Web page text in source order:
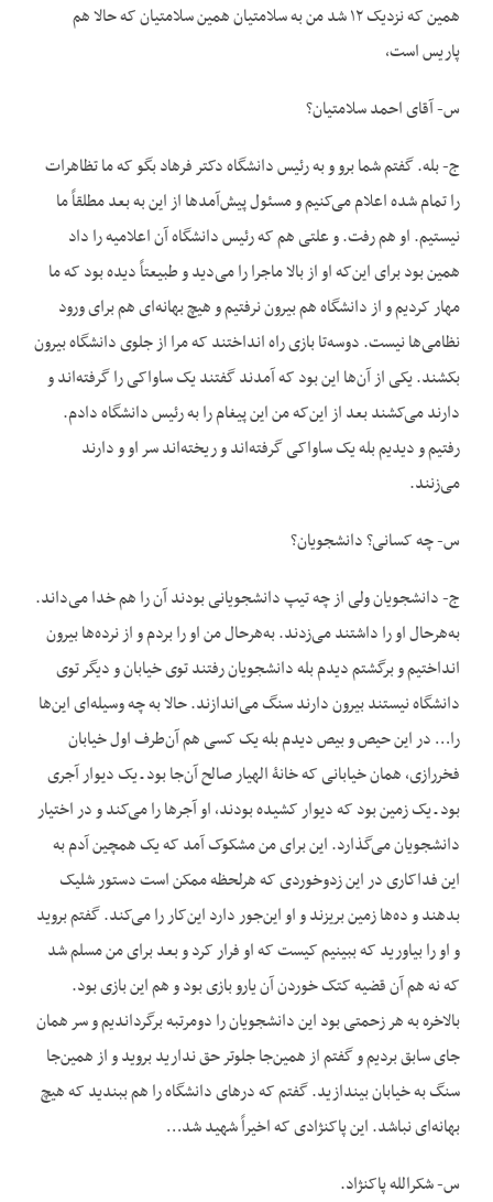
همین که نزدیک ۱۲ شد من به سلامتیان همین سلامتیان که حالا هم
پاریس است،
س- آقای احمد سلامتیان؟
ج- بله. گفتم شما برو و به رئیس دانشگاه دکتر فرهاد بگو که ما تظاهرات
را تمام شده اعلام می‌کنیم و مسئول پیش‌آمدها از این به بعد مطلقاً ما
نیستیم. او هم رفت. و علتی هم که رئیس دانشگاه آن اعلامیه را داد
همین بود برای این‌که او از بالا ماجرا را می‌دید و طبیعتاً دیده بود که ما
مهار کردیم و از دانشگاه هم بیرون نرفتیم و هیچ بهانه‌ای هم برای ورود
نظامی‌ها نیست. دوسه‌تا بازی راه انداختند که مرا از جلوی دانشگاه بیرون
بکشند. یکی از آن‌ها این بود که آمدند گفتند یک ساواکی را گرفته‌اند و
دارند می‌کشند بعد از این‌که من این پیغام را به رئیس دانشگاه دادم.
رفتیم و دیدیم بله یک ساواکی گرفته‌اند و ریخته‌اند سر او و دارند
می‌زنند.
س- چه کسانی؟ دانشجویان؟
ج- دانشجویان ولی از چه تیپ دانشجویانی بودند آن را هم خدا می‌داند.
به‌هرحال او را داشتند می‌زدند. به‌هرحال من او را بردم و از نرده‌ها بیرون
انداختیم و برگشتم دیدم بله دانشجویان رفتند توی خیابان و دیگر توی
دانشگاه نیستند بیرون دارند سنگ می‌اندازند. حالا به چه وسیله‌ای این‌ها
را… در این حیص و بیص دیدم بله یک کسی هم آن‌طرف اول خیابان
فخررازی، همان خیابانی که خانۀ الهیار صالح آن‌جا بود ـ یک دیوار آجری
بود ـ یک زمین بود که دیوار کشیده بودند، او آجرها را می‌کند و در اختیار
دانشجویان می‌گذارد. این برای من مشکوک آمد که یک همچین آدم به
این فداکاری در این زدوخوردی که هرلحظه ممکن است دستور شلیک
بدهند و ده‌ها زمین بریزند و او این‌جور دارد این‌کار را می‌کند. گفتم بروید
و او را بیاورید که ببینیم کیست که او فرار کرد و بعد برای من مسلم شد
که نه هم آن قضیه کتک خوردن آن یارو بازی بود و هم این بازی بود.
بالاخره به هر زحمتی بود این دانشجویان را دومرتبه برگرداندیم و سر همان
جای سابق بردیم و گفتم از همین‌جا جلوتر حق ندارید بروید و از همین‌جا
سنگ به خیابان بیندازید. گفتم که درهای دانشگاه را هم ببندید که هیچ
بهانه‌ای نباشد. این پاکنژادی که اخیراً شهید شد…
س- شکرالله پاکنژاد.